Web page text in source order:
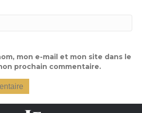
mon e-mail et mon site dans le
prochain commentaire.